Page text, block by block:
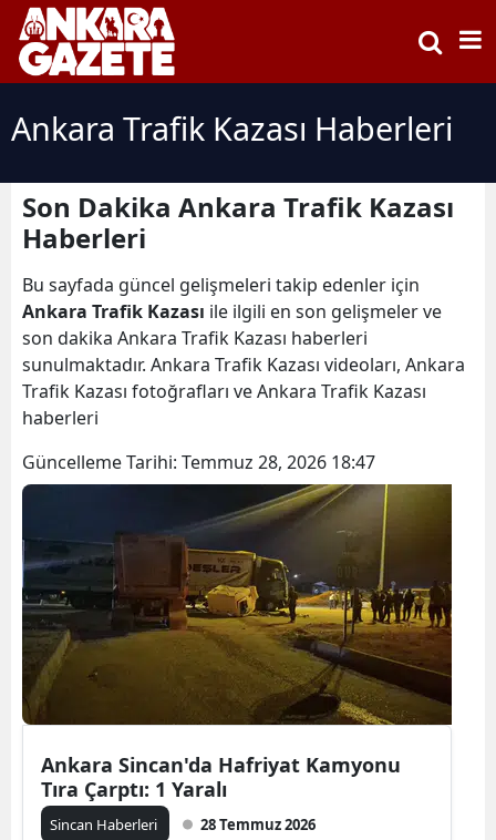
Ankara Trafik Kazası Haberleri
Son Dakika Ankara Trafik Kazası
Haberleri
Bu sayfada güncel gelişmeleri takip edenler için
Ankara Trafik Kazası ile ilgili en son gelişmeler ve
son dakika Ankara Trafik Kazası haberleri
sunulmaktadır. Ankara Trafik Kazası videoları, Ankara
Trafik Kazası fotoğrafları ve Ankara Trafik Kazası
haberleri
Güncelleme Tarihi: Temmuz 28, 2026 18:47
Ankara Sincan'da Hafriyat Kamyonu
Tıra Çarptı: 1 Yaralı
Sincan Haberleri 28 Temmuz 2026